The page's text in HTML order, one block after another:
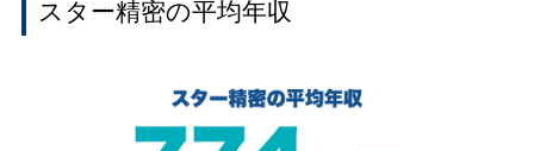
スター精密の平均年収